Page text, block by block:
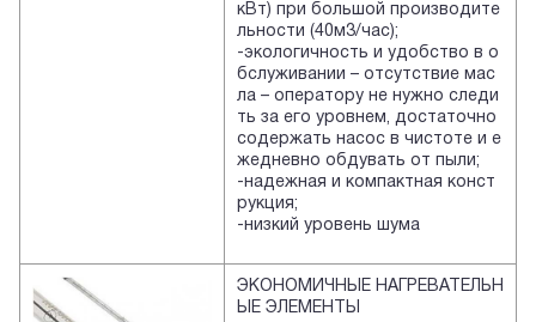
кВт) при большой производите
льности (40м3/час);
-экологичность и удобство в о
бслуживании – отсутствие мас
ла – оператору не нужно следи
ть за его уровнем, достаточно
содержать насос в чистоте и е
жедневно обдувать от пыли;
-надежная и компактная конст
рукция;
-низкий уровень шума
ЭКОНОМИЧНЫЕ НАГРЕВАТЕЛЬН
ЫЕ ЭЛЕМЕНТЫ